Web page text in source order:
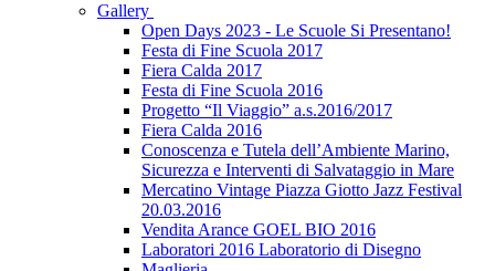
Gallery
Open Days 2023 - Le Scuole Si Presentano!
Festa di Fine Scuola 2017
Fiera Calda 2017
Festa di Fine Scuola 2016
Progetto “Il Viaggio” a.s.2016/2017
Fiera Calda 2016
Conoscenza e Tutela dell’Ambiente Marino,
Sicurezza e Interventi di Salvataggio in Mare
Mercatino Vintage Piazza Giotto Jazz Festival
20.03.2016
Vendita Arance GOEL BIO 2016
Laboratori 2016 Laboratorio di Disegno